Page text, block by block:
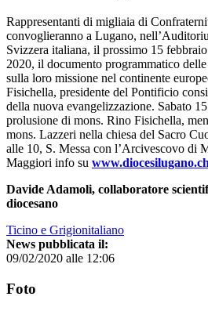
Rappresentanti di migliaia di
convoglieranno a Lugano,
Svizzera italiana, il prossimo 15
2020, il documento programmatico
sulla loro missione nel continente
Fisichella, presidente del Pontificio
della nuova evangelizzazione. Sabato
prolusione di mons. Rino Fisichella,
mons. Lazzeri nella chiesa del Sacro
alle 10, S. Messa con l’Arcivescovo di
Maggiori info su
Davide Adamoli, collaboratore
diocesano
Ticino e Grigionitaliano
News pubblicata il:
09/02/2020 alle 12:06
Foto